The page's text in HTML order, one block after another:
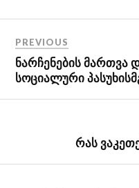
PREVIOUS
ნარჩენების
სოციალური
რას